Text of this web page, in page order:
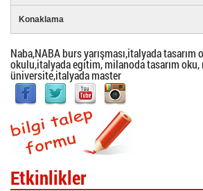
Konaklama
Naba,NABA burs yarışması,italyada
okulu,italyada egitim, milanoda tasarım
üniversite,italyada master
Etkinlikler